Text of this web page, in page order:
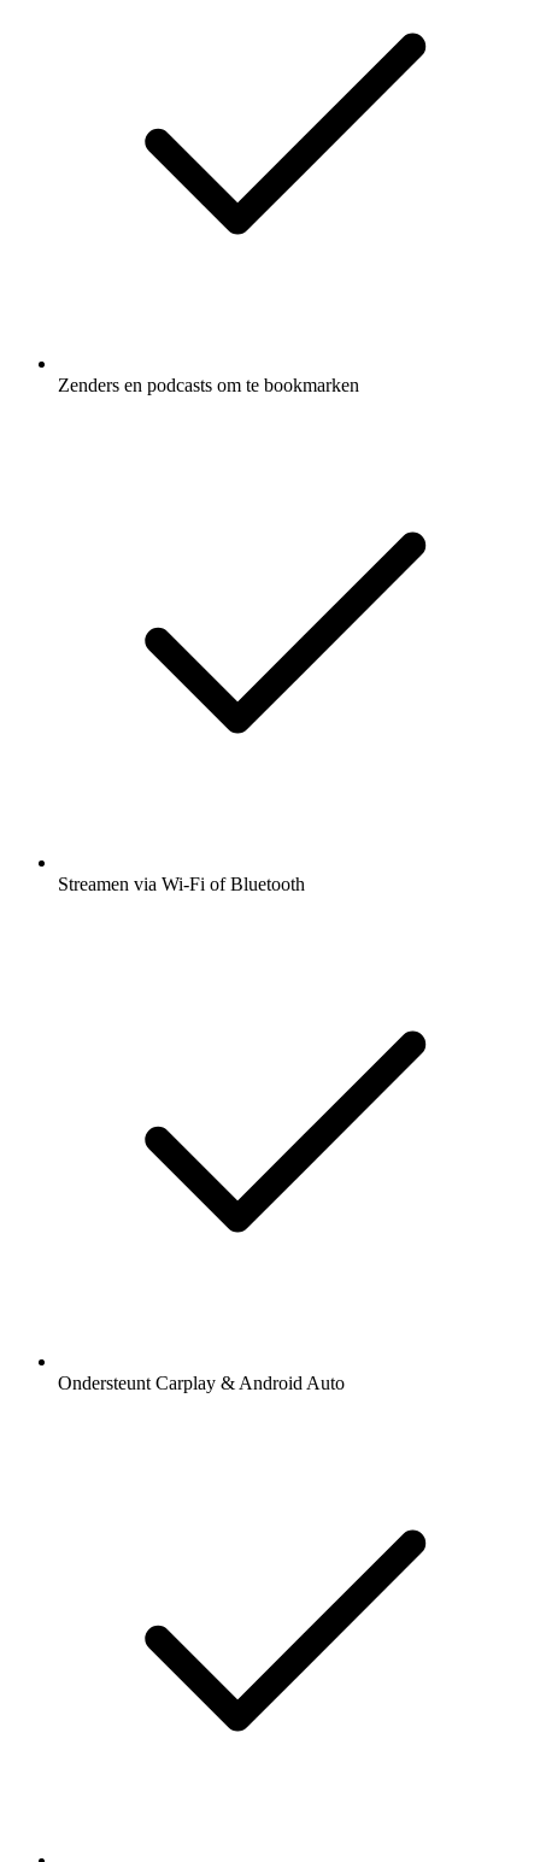
Zenders en podcasts om te bookmarken
Streamen via Wi-Fi of Bluetooth
Ondersteunt Carplay & Android Auto